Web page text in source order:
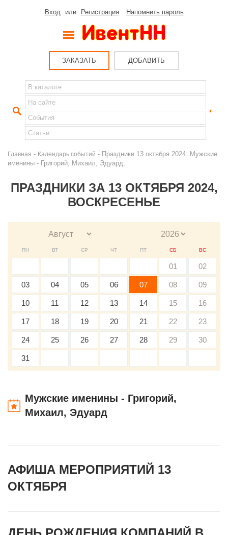
Вход или Регистрация Напомнить пароль
ЗАКАЗАТЬ ДОБАВИТЬ
Главная - Календарь событий - Праздники 13 октября 2024: Мужские
именины - Григорий, Михаил, Эдуард;
ПРАЗДНИКИ ЗА 13 ОКТЯБРЯ 2024,
ВОСКРЕСЕНЬЕ
ПН ВТ СР ЧТ ПТ СБ ВС
01 02
03 04 05 06 07 08 09
10 11 12 13 14 15 16
17 18 19 20 21 22 23
24 25 26 27 28 29 30
31
Мужские именины - Григорий,
Михаил, Эдуард
АФИША МЕРОПРИЯТИЙ 13
ОКТЯБРЯ